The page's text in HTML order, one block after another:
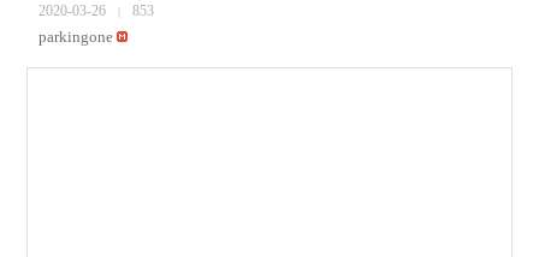
2020-03-26 853
parkingone